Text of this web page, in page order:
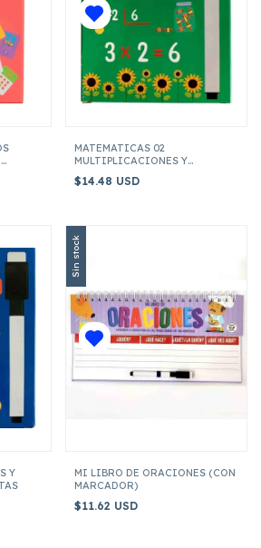
MATEMATICAS 02
MULTIPLICACIONES Y
CARTAS)
$14.48 USD
Y
Sin stock
MI LIBRO DE ORACIONES (CON
MARCADOR)
$11.62 USD